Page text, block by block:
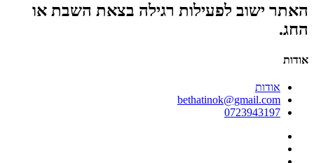
האתר ישוב לפעילות רגילה בצאת השבת או
החג.
אודות
אודות
bethatinok@gmail.com
0723943197